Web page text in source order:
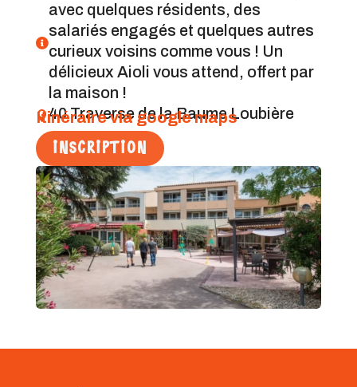

avec quelques résidents, des
salariés engagés et quelques autres
curieux voisins comme vous ! Un
délicieux Aioli vous attend, offert par
la maison !
40 Traverse de la Baume Loubière
Itinéraire via google maps
INSCRIPTION